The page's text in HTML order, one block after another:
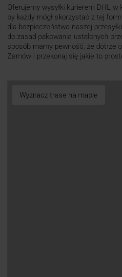
Oferujemy wysyłki kurierem DHL
by każdy mógł skorzystać z tej
dla bezpieczeństwa naszej
do zasad pakowania ustalonych
sposób mamy pewność, że dotrze
Zamów i przekonaj się jakie to
Wyznacz trase na mapie